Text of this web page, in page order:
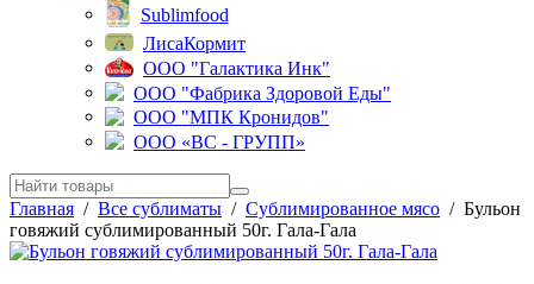
Sublimfood
ЛисаКормит
ООО "Галактика Инк"
ООО "Фабрика Здоровой Еды"
ООО "МПК Кронидов"
ООО «ВС - ГРУПП»
Главная / Все сублиматы / Сублимированное мясо / Бульон
говяжий сублимированный 50г. Гала-Гала